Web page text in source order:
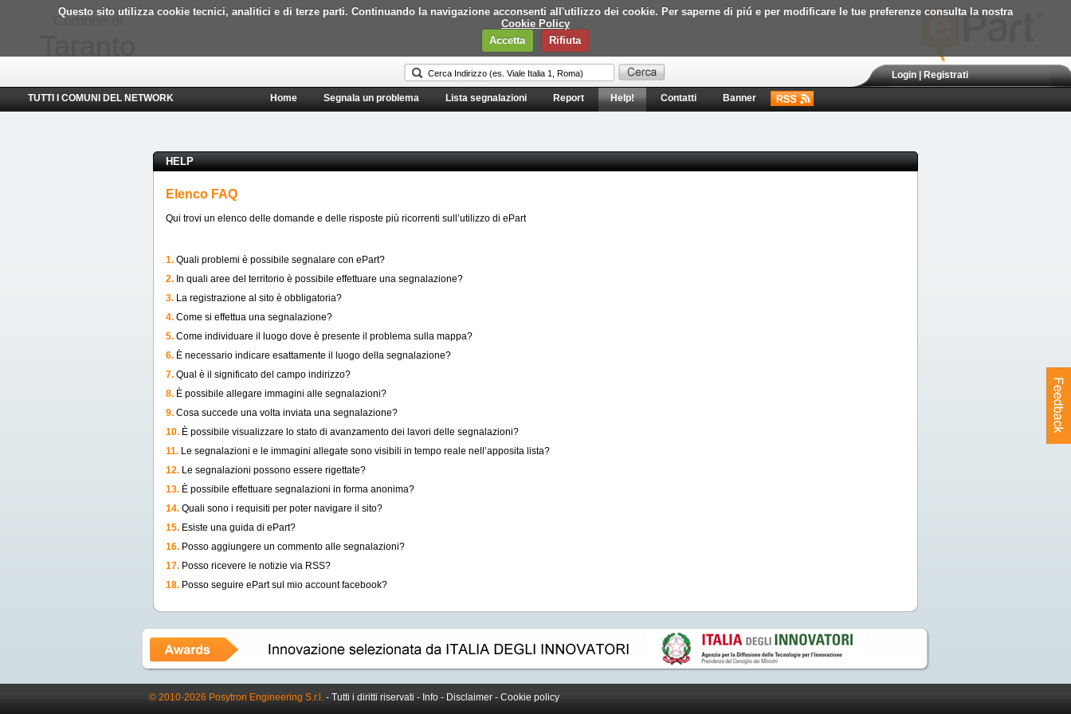
Questo sito utilizza cookie tecnici, analitici e di terze parti. Continuando la navigazione acconsenti all'utilizzo dei cookie. Per saperne di piú e per modificare le tue preferenze consulta la nostra
Cookie Policy
Accetta
Rifiuta
Comune di
Login|Registrati
TUTTI I COMUNI DEL NETWORK Home Segnala un problema Lista segnalazioni Report Help! Contatti Banner
HELP
Elenco FAQ
Qui trovi un elenco delle domande e delle risposte più ricorrenti sull’utilizzo di ePart
1. Quali problemi è possibile segnalare con ePart?
2. In quali aree del territorio è possibile effettuare una segnalazione?
3. La registrazione al sito è obbligatoria?
4. Come si effettua una segnalazione?
5. Come individuare il luogo dove è presente il problema sulla mappa?
6. È necessario indicare esattamente il luogo della segnalazione?
7. Qual è il significato del campo indirizzo?
8. È possibile allegare immagini alle segnalazioni?
9. Cosa succede una volta inviata una segnalazione?
10. È possibile visualizzare lo stato di avanzamento dei lavori delle segnalazioni?
11. Le segnalazioni e le immagini allegate sono visibili in tempo reale nell’apposita lista?
12. Le segnalazioni possono essere rigettate?
13. È possibile effettuare segnalazioni in forma anonima?
14. Quali sono i requisiti per poter navigare il sito?
15. Esiste una guida di ePart?
16. Posso aggiungere un commento alle segnalazioni?
17. Posso ricevere le notizie via RSS?
18. Posso seguire ePart sul mio account facebook?
© 2010-2026 Posytron Engineering S.r.l. - Tutti i diritti riservati - Info - Disclaimer - Cookie policy